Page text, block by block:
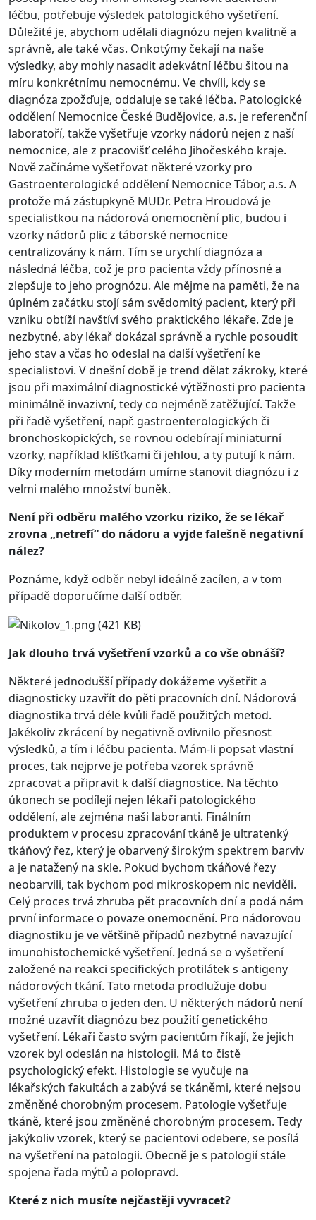
léčbu, potřebuje výsledek patologického vyšetření.
Důležité je, abychom udělali diagnózu nejen kvalitně a
správně, ale také včas. Onkotýmy čekají na naše
výsledky, aby mohly nasadit adekvátní léčbu šitou na
míru konkrétnímu nemocnému. Ve chvíli, kdy se
diagnóza zpožďuje, oddaluje se také léčba. Patologické
oddělení Nemocnice České Budějovice, a.s. je referenční
laboratoří, takže vyšetřuje vzorky nádorů nejen z naší
nemocnice, ale z pracovišť celého Jihočeského kraje.
Nově začínáme vyšetřovat některé vzorky pro
Gastroenterologické oddělení Nemocnice Tábor, a.s. A
protože má zástupkyně MUDr. Petra Hroudová je
specialistkou na nádorová onemocnění plic, budou i
vzorky nádorů plic z táborské nemocnice
centralizovány k nám. Tím se urychlí diagnóza a
následná léčba, což je pro pacienta vždy přínosné a
zlepšuje to jeho prognózu. Ale mějme na paměti, že na
úplném začátku stojí sám svědomitý pacient, který při
vzniku obtíží navštíví svého praktického lékaře. Zde je
nezbytné, aby lékař dokázal správně a rychle posoudit
jeho stav a včas ho odeslal na další vyšetření ke
specialistovi. V dnešní době je trend dělat zákroky, které
jsou při maximální diagnostické výtěžnosti pro pacienta
minimálně invazivní, tedy co nejméně zatěžující. Takže
při řadě vyšetření, např. gastroenterologických či
bronchoskopických, se rovnou odebírají miniaturní
vzorky, například klíšťkami či jehlou, a ty putují k nám.
Díky moderním metodám umíme stanovit diagnózu i z
velmi malého množství buněk.
Není při odběru malého vzorku riziko, že se lékař
zrovna „netrefí“ do nádoru a vyjde falešně negativní
nález?
Poznáme, když odběr nebyl ideálně zacílen, a v tom
případě doporučíme další odběr.
Jak dlouho trvá vyšetření vzorků a co vše obnáší?
Některé jednodušší případy dokážeme vyšetřit a
diagnosticky uzavřít do pěti pracovních dní. Nádorová
diagnostika trvá déle kvůli řadě použitých metod.
Jakékoliv zkrácení by negativně ovlivnilo přesnost
výsledků, a tím i léčbu pacienta. Mám-li popsat vlastní
proces, tak nejprve je potřeba vzorek správně
zpracovat a připravit k další diagnostice. Na těchto
úkonech se podílejí nejen lékaři patologického
oddělení, ale zejména naši laboranti. Finálním
produktem v procesu zpracování tkáně je ultratenký
tkáňový řez, který je obarvený širokým spektrem barviv
a je natažený na skle. Pokud bychom tkáňové řezy
neobarvili, tak bychom pod mikroskopem nic neviděli.
Celý proces trvá zhruba pět pracovních dní a podá nám
první informace o povaze onemocnění. Pro nádorovou
diagnostiku je ve většině případů nezbytné navazující
imunohistochemické vyšetření. Jedná se o vyšetření
založené na reakci specifických protilátek s antigeny
nádorových tkání. Tato metoda prodlužuje dobu
vyšetření zhruba o jeden den. U některých nádorů není
možné uzavřít diagnózu bez použití genetického
vyšetření. Lékaři často svým pacientům říkají, že jejich
vzorek byl odeslán na histologii. Má to čistě
psychologický efekt. Histologie se vyučuje na
lékařských fakultách a zabývá se tkáněmi, které nejsou
změněné chorobným procesem. Patologie vyšetřuje
tkáně, které jsou změněné chorobným procesem. Tedy
jakýkoliv vzorek, který se pacientovi odebere, se posílá
na vyšetření na patologii. Obecně je s patologií stále
spojena řada mýtů a polopravd.
Které z nich musíte nejčastěji vyvracet?